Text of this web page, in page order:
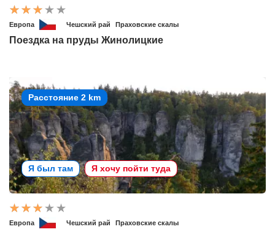
Европа Чешский рай Праховские скалы
Поездка на пруды Жинолицкие
Расстояние 2 km
Я был там Я хочу пойти туда
Европа Чешский рай Праховские скалы